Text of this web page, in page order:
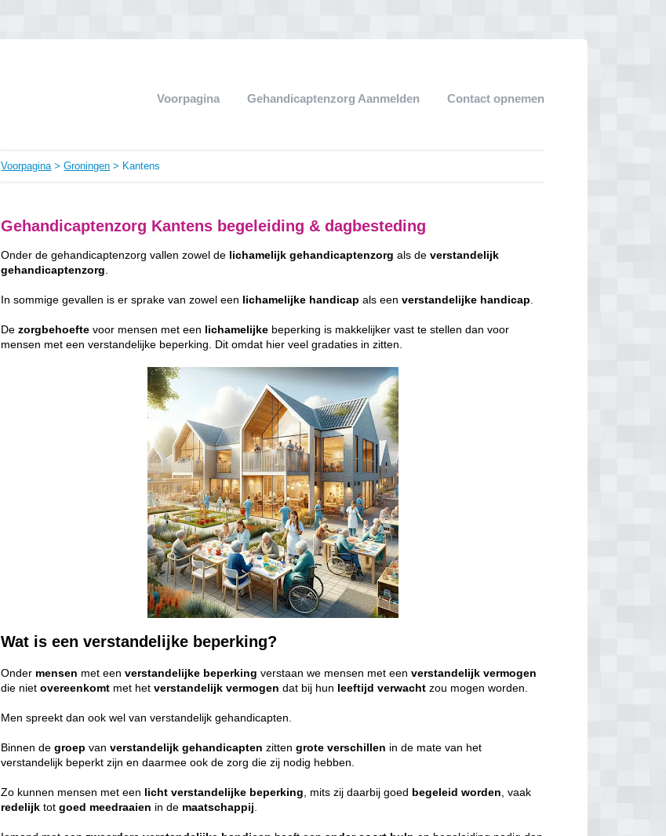
Voorpagina Gehandicaptenzorg Aanmelden Contact opnemen
Voorpagina>Groningen > Kantens
Gehandicaptenzorg Kantens begeleiding & dagbesteding
Onder de gehandicaptenzorg vallen zowel de lichamelijk gehandicaptenzorg als deverstandelijk
gehandicaptenzorg
In sommige gevallen is er sprake van zowel een lichamelijke handicap als eenverstandelijke handicap
Dezorgbehoefte voor mensen met een lichamelijke beperking is makkelijker vast te stellen dan voor
mensen met een verstandelijke beperking. Dit omdat hier veel gradaties in zitten.
Wat is een verstandelijke beperking?
Onder mensen met eenverstandelijke beperking verstaan we mensen met eenverstandelijk vermogen
die nietovereenkomt met hetverstandelijk vermogen dat bij hun leeftijd verwacht zou mogen worden.
Men spreekt dan ook wel van verstandelijk gehandicapten.
Binnen degroep vanverstandelijk gehandicapten zittengrote verschillen in de mate van het
verstandelijk beperkt zijn en daarmee ook de zorg die zij nodig hebben.
Zo kunnen mensen met een licht verstandelijke beperking, mits zij daarbij goed begeleid worden, vaak
redelijk totgoed meedraaien in de maatschappij.